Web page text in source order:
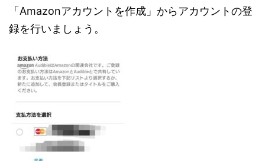
「Amazonアカウントを作成」からアカウントの登
録を行いましょう。